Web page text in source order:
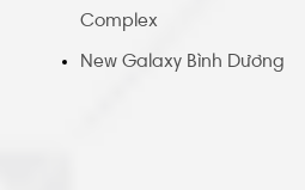
Complex
New Galaxy Bình Dương